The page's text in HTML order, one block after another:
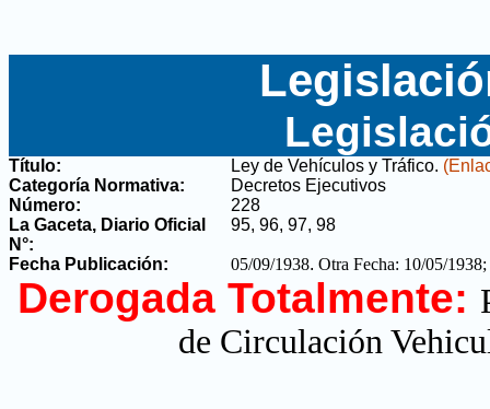
Título: Ley de Vehículos y Tráfico.
Categoría Normativa:
Decretos Ejecutivos
Número:
228
La Gaceta, Diario Oficial
N°:
95, 96, 97, 98
Fecha Publicación: 05/09/1938. Otra Fecha: 10/05/
Derogada Totalmente:
de Circulación